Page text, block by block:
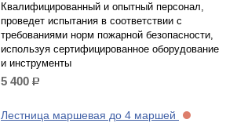
Квалифицированный и опытный персонал,
проведет испытания в соответствии с
требованиями норм пожарной безопасности,
используя сертифицированное оборудование
и инструменты
5 400 р.
Лестница маршевая до 4 маршей